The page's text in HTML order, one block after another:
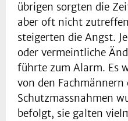
übrigen sorgten die
aber oft nicht
steigerten die Angst.
oder vermeintliche
führte zum Alarm. Es
von den Fachmännern
Schutzmassnahmen
befolgt, sie galten